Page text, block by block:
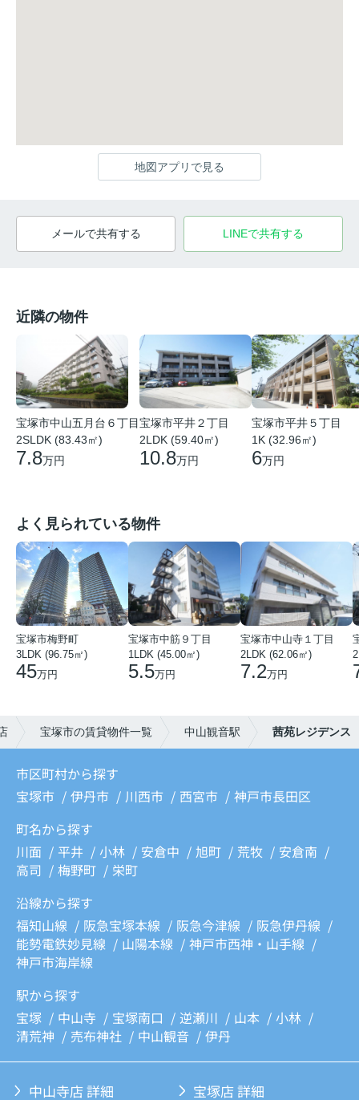
地図アプリで見る
メールで共有する LINEで共有する
近隣の物件
宝塚市中山五月台６丁目
2SLDK (83.43㎡)
7.8万円
宝塚市平井２丁目
2LDK (59.40㎡)
10.8万円
宝塚市平井５丁目
1K (32.96㎡)
6万円
よく見られている物件
宝塚市梅野町
3LDK (96.75㎡)
45万円
宝塚市中筋９丁目
1LDK (45.00㎡)
5.5万円
宝塚市中山寺１丁目
2LDK (62.06㎡)
7.2万円
宝塚市の賃貸物件一覧 中山観音駅 茜苑レジデンス
市区町村から探す
宝塚市
伊丹市 川西市 西宮市
神戸市長田区
町名から探す
川面
平井 小林 安倉中 旭町 荒牧
安倉南
高司
梅野町
栄町
沿線から探す
福知山線
阪急宝塚本線 阪急今津線
阪急伊丹線
能勢電鉄妙見線
山陽本線
神戸市西神・山手線
神戸市海岸線
駅から探す
宝塚
中山寺 宝塚南口 逆瀬川 山本
小林
清荒神
売布神社 中山観音 伊丹
中山寺店 詳細 宝塚店 詳細